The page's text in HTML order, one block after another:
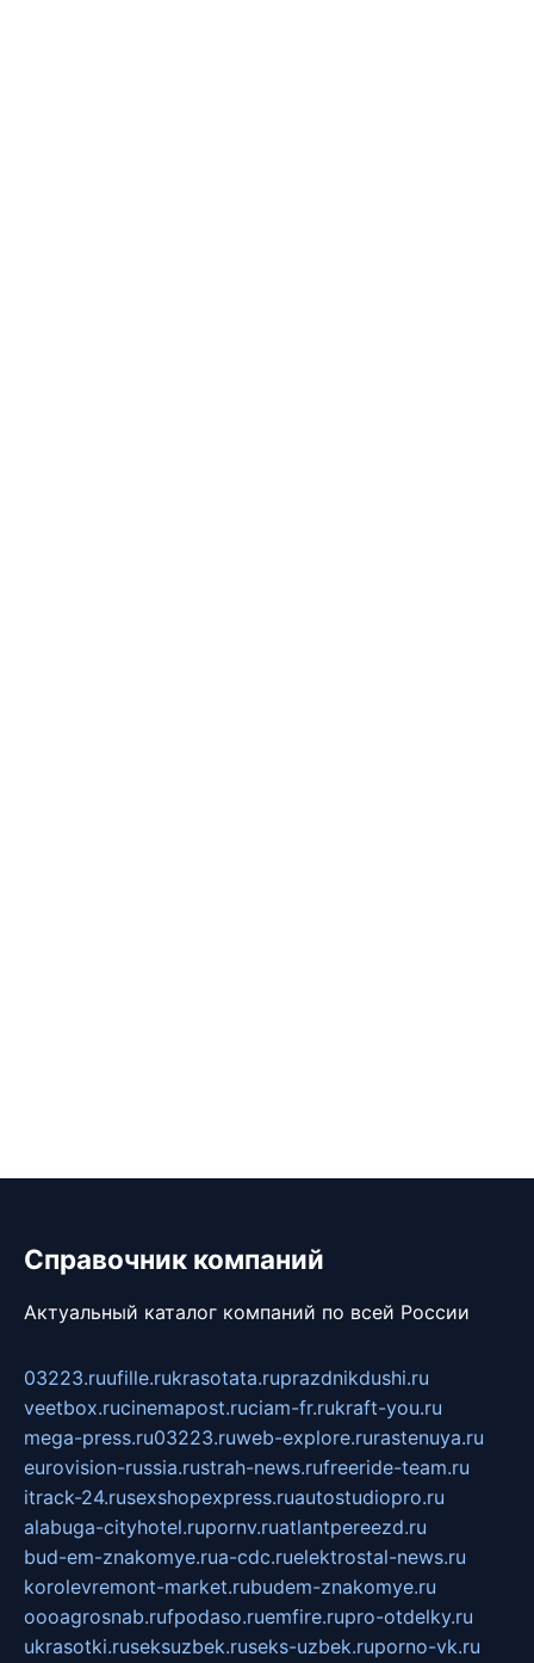
Справочник компаний
Актуальный каталог компаний по всей России
03223.ruufille.rukrasotata.ruprazdnikdushi.ru
veetbox.rucinemapost.ruciam-fr.rukraft-you.ru
mega-press.ru03223.ruweb-explore.rurastenuya.ru
eurovision-russia.rustrah-news.rufreeride-team.ru
itrack-24.rusexshopexpress.ruautostudiopro.ru
alabuga-cityhotel.rupornv.ruatlantpereezd.ru
bud-em-znakomye.rua-cdc.ruelektrostal-news.ru
korolevremont-market.rubudem-znakomye.ru
oooagrosnab.rufpodaso.ruemfire.rupro-otdelky.ru
ukrasotki.ruseksuzbek.ruseks-uzbek.ruporno-vk.ru